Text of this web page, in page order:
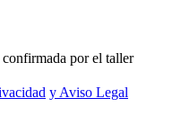
por el taller
y Aviso Legal